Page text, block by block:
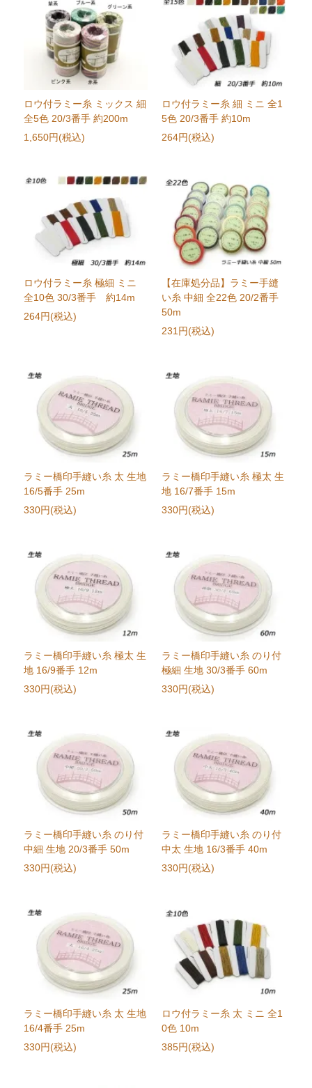
ロウ付ラミー糸 ミックス 細
全5色 20/3番手 約200m
1,650円(税込)
ロウ付ラミー糸 細 ミニ 全1
5色 20/3番手 約10m
264円(税込)
ロウ付ラミー糸 極細 ミニ
全10色 30/3番手 約14m
264円(税込)
【在庫処分品】ラミー手縫
い糸 中細 全22色 20/2番手
50m
231円(税込)
ラミー橋印手縫い糸 太 生地
16/5番手 25m
330円(税込)
ラミー橋印手縫い糸 極太 生
地 16/7番手 15m
330円(税込)
ラミー橋印手縫い糸 極太 生
地 16/9番手 12m
330円(税込)
ラミー橋印手縫い糸 のり付
極細 生地 30/3番手 60m
330円(税込)
ラミー橋印手縫い糸 のり付
中細 生地 20/3番手 50m
330円(税込)
ラミー橋印手縫い糸 のり付
中太 生地 16/3番手 40m
330円(税込)
ラミー橋印手縫い糸 太 生地
16/4番手 25m
330円(税込)
ロウ付ラミー糸 太 ミニ 全1
0色 10m
385円(税込)